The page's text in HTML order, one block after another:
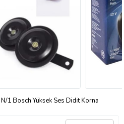
1 Bosch Yüksek Ses Didit Korna